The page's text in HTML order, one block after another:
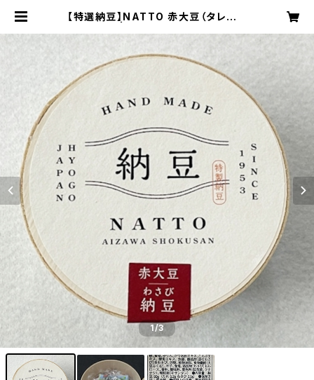
【特選納豆】NATTO 赤大豆（タレわさ
1/3